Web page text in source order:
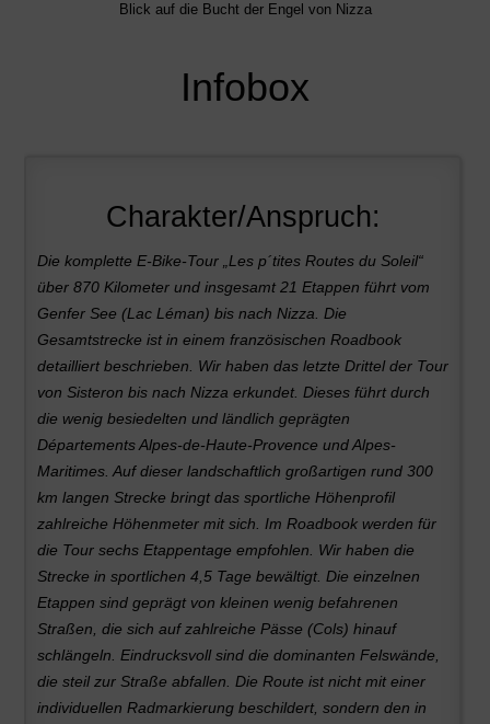
Blick auf die Bucht der Engel von Nizza
Infobox
Charakter/Anspruch:
Die komplette E-Bike-Tour „Les p´tites Routes du Soleil“
über 870 Kilometer und insgesamt 21 Etappen führt vom
Genfer See (Lac Léman) bis nach Nizza. Die
Gesamtstrecke ist in einem französischen Roadbook
detailliert beschrieben. Wir haben das letzte Drittel der Tour
von Sisteron bis nach Nizza erkundet. Dieses führt durch
die wenig besiedelten und ländlich geprägten
Départements Alpes-de-Haute-Provence und Alpes-
Maritimes. Auf dieser landschaftlich großartigen rund 300
km langen Strecke bringt das sportliche Höhenprofil
zahlreiche Höhenmeter mit sich. Im Roadbook werden für
die Tour sechs Etappentage empfohlen. Wir haben die
Strecke in sportlichen 4,5 Tage bewältigt. Die einzelnen
Etappen sind geprägt von kleinen wenig befahrenen
Straßen, die sich auf zahlreiche Pässe (Cols) hinauf
schlängeln. Eindrucksvoll sind die dominanten Felswände,
die steil zur Straße abfallen. Die Route ist nicht mit einer
individuellen Radmarkierung beschildert, sondern den in